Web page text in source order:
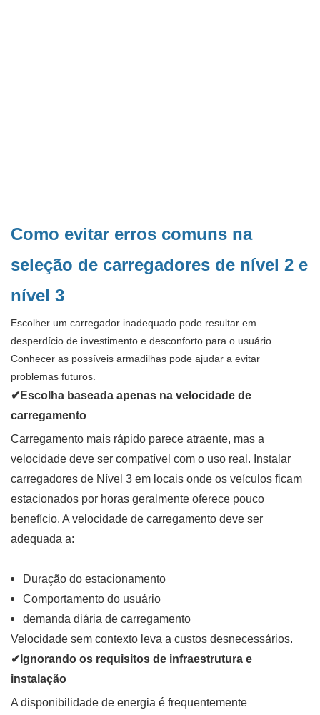
Como evitar erros comuns na
seleção de carregadores de nível 2 e
nível 3
Escolher um carregador inadequado pode resultar em
desperdício de investimento e desconforto para o usuário.
Conhecer as possíveis armadilhas pode ajudar a evitar
problemas futuros.
✔Escolha baseada apenas na velocidade de
carregamento
Carregamento mais rápido parece atraente, mas a
velocidade deve ser compatível com o uso real. Instalar
carregadores de Nível 3 em locais onde os veículos ficam
estacionados por horas geralmente oferece pouco
benefício. A velocidade de carregamento deve ser
adequada a:
Duração do estacionamento
Comportamento do usuário
demanda diária de carregamento
Velocidade sem contexto leva a custos desnecessários.
✔Ignorando os requisitos de infraestrutura e
instalação
A disponibilidade de energia é frequentemente